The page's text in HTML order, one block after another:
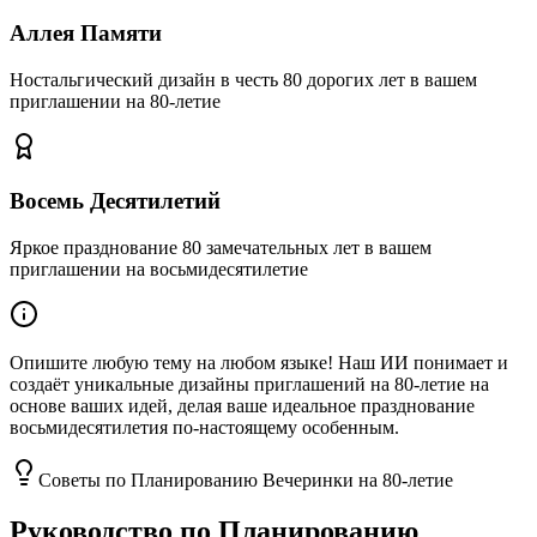
Аллея Памяти
Ностальгический дизайн в честь 80 дорогих лет в вашем
приглашении на 80-летие
Восемь Десятилетий
Яркое празднование 80 замечательных лет в вашем
приглашении на восьмидесятилетие
Опишите любую тему на любом языке! Наш ИИ понимает и
создаёт уникальные дизайны приглашений на 80-летие на
основе ваших идей, делая ваше идеальное празднование
восьмидесятилетия по-настоящему особенным.
Советы по Планированию Вечеринки на 80-летие
Руководство по Планированию